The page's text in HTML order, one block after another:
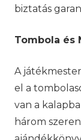
biztatás
Tombola és
A
el a
van a
három